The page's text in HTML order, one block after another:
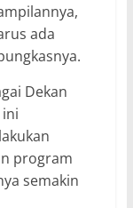
ada
Dekan
program
semakin